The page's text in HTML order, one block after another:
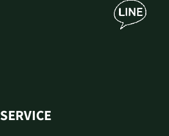
SERVICE